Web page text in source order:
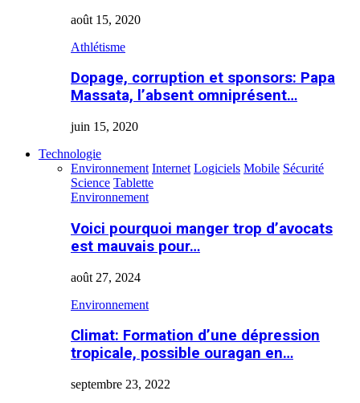
août 15, 2020
Athlétisme
Dopage, corruption et sponsors: Papa
Massata, l’absent omniprésent…
juin 15, 2020
Technologie
Environnement Internet Logiciels Mobile Sécurité
Science Tablette
Environnement
Voici pourquoi manger trop d’avocats
est mauvais pour…
août 27, 2024
Environnement
Climat: Formation d’une dépression
tropicale, possible ouragan en…
septembre 23, 2022